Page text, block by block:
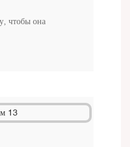
чтобы она